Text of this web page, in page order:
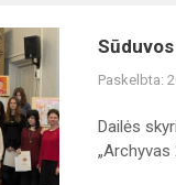
Paskelbta:
Dailės
„Archyvas